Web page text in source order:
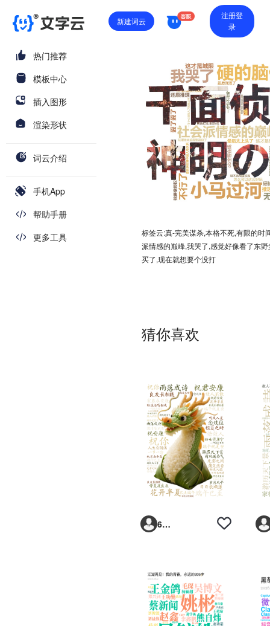
新建词云
注册登
录
热门推荐
模板中心
插入图形
渲染形状
词云介绍
手机App
帮助手册
更多工具
标签云:真-完美谋杀,本格不死,有限的时
派情感的巅峰,我哭了,感觉好像看了东
买了,现在就想要个没打
猜你喜欢
6293vp